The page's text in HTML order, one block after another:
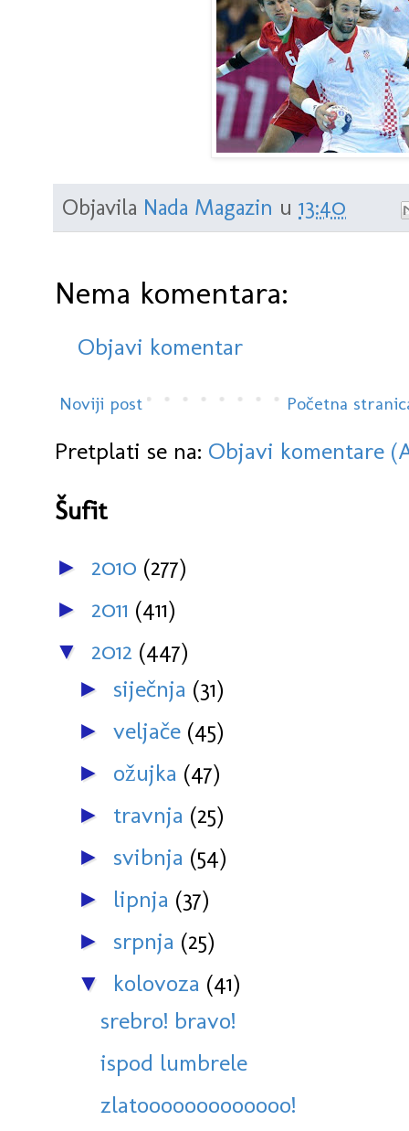
Objavila Nada Magazin u 13:40
Nema komentara:
Objavi komentar
Noviji post Početna
Pretplati se na: Objavi komentare
Šufit
► 2010 (277)
► 2011 (411)
▼ 2012 (447)
► siječnja (31)
► veljače (45)
► ožujka (47)
► travnja (25)
► svibnja (54)
► lipnja (37)
► srpnja (25)
▼ kolovoza (41)
srebro! bravo!
ispod lumbrele
zlatooooooooooooo!